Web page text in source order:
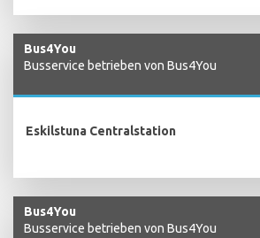
Bus4You
Busservice betrieben von Bus4You
Eskilstuna Centralstation
Bus4You
Busservice betrieben von Bus4You